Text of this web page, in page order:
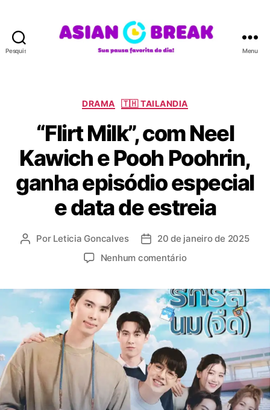
Pesquisar
A
B
R
E
A
K
Menu
C
t
e
g
o
r
i
a
DRAMA 🇹🇭 TAILANDIA
“Flirt Milk”, com Neel
Kawich e Pooh Poohrin,
ganha episódio especial
e data de estreia
A
r
o
Por Leticia Goncalves
D
d
p
u
b
i
c
a
20 de janeiro de 2025
Nenhum comentárioe
F
l
r
t
M
l
k